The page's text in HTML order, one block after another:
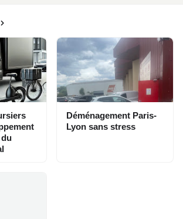
Déménagement Paris-
Lyon sans stress